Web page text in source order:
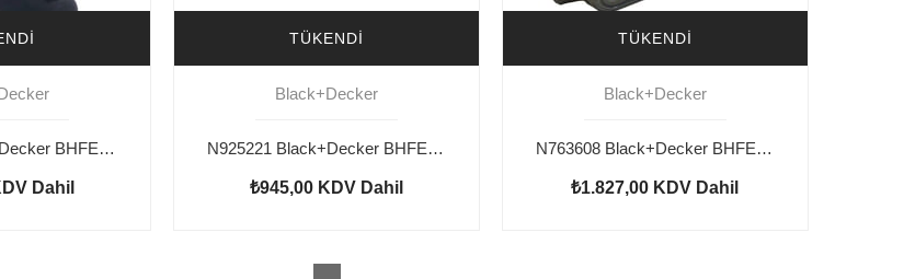
N764712 Black+Decker BHFEV182CP Fırça
Dahil
TÜKENDI
Black+Decker
N925221 Black+Decker BHFEV182CP Makara
₺945,00 KDV Dahil
TÜKENDI
Black+Decker
N763608 Black+Decker BHFEV182CP Akü 2.5 Ah
₺1.827,00 KDV Dahil